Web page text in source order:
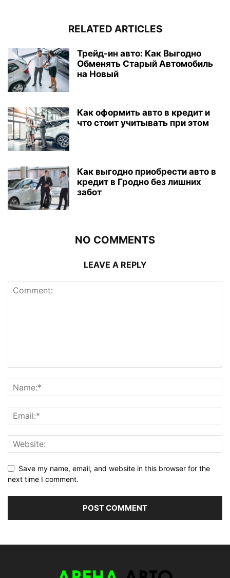
RELATED ARTICLES
Трейд-ин авто: Как Выгодно
Обменять Старый Автомобиль
на Новый
Как оформить авто в кредит и
что стоит учитывать при этом
Как выгодно приобрести авто в
кредит в Гродно без лишних
забот
NO COMMENTS
LEAVE A REPLY
Save my name, email, and website in this browser for the
next time I comment.